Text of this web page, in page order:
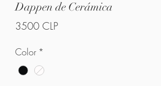
Dappen de Cerámica
3500 CLPPrecio
Color *